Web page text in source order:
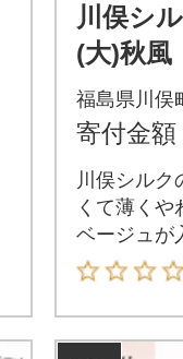
川俣シ
(大)秋風
福島県川俣
寄付金額
川俣シルク
くて薄くや
ベージュが
メージのス